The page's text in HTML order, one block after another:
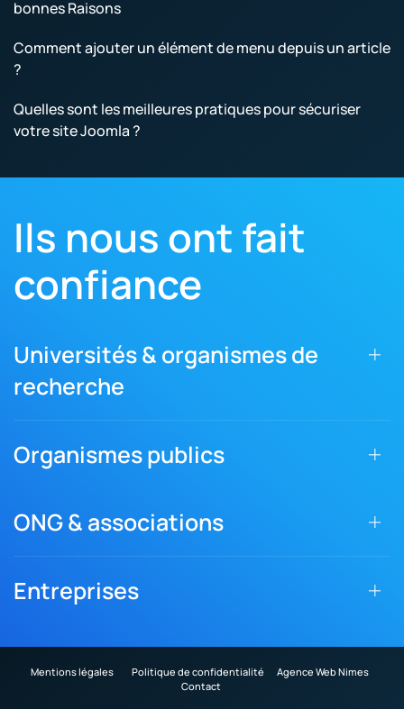
bonnes Raisons
Comment ajouter un élément de menu depuis un article
?
Quelles sont les meilleures pratiques pour sécuriser
votre site Joomla ?
Ils nous ont fait
confiance
Universités & organismes de
recherche
Organismes publics
ONG & associations
Entreprises
Mentions légales Politique de confidentialité
Agence Web Nimes
Contact